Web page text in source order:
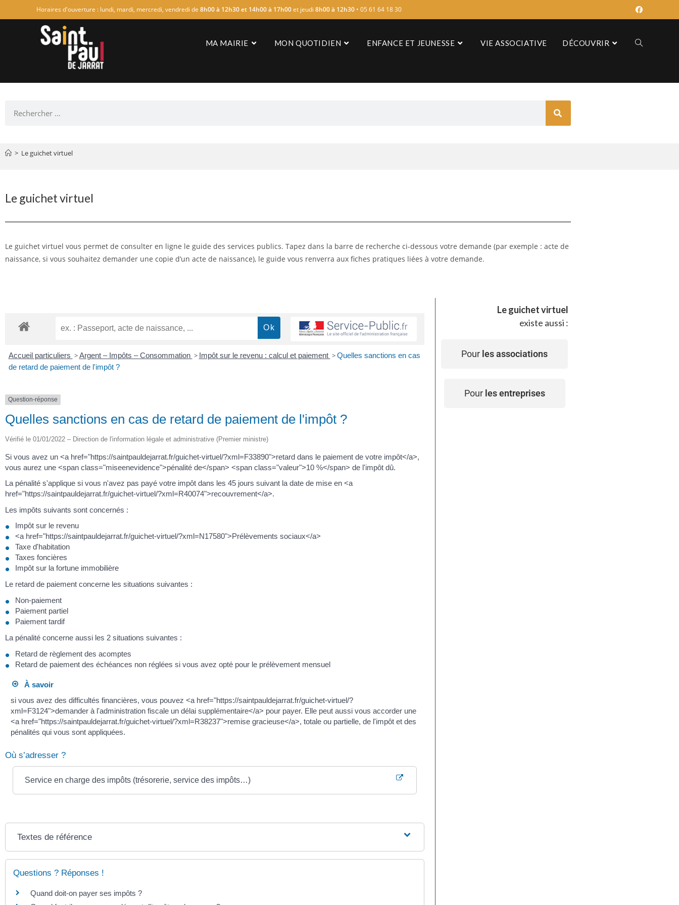
Horaires d'ouverture : lundi, mardi, mercredi, vendredi de 8h00 à 12h30 et 14h00 à 17h00et jeudi 8h00 à 12h30 • 05 61 64 18 30
MA MAIRIE MON QUOTIDIEN ENFANCE ET JEUNESSE VIE ASSOCIATIVE DÉCOUVRIR
> Le guichet virtuel
Le guichet virtuel
Le guichet virtuel vous permet de consulter en ligne le guide des services publics. Tapez dans la barre de recherche ci-dessous votre demande (par exemple : acte de
naissance, si vous souhaitez demander une copie d’un acte de naissance), le guide vous renverra aux fiches pratiques liées à votre demande.
Accueil particuliers > Argent – Impôts – Consommation > Impôt sur le revenu : calcul et paiement > Quelles sanctions en cas
de retard de paiement de l'impôt ?
Question-réponse
Quelles sanctions en cas de retard de paiement de l'impôt ?
Vérifié le 01/01/2022 – Direction de l'information légale et administrative (Premier ministre)
Si vous avez un <a href="https://saintpauldejarrat.fr/guichet-virtuel/?xml=F33890">retard dans le paiement de votre impôt</a>,
vous aurez une <span class="miseenevidence">pénalité de</span> <span class="valeur">10 %</span> de l'impôt dû.
La pénalité s'applique si vous n'avez pas payé votre impôt dans les 45 jours suivant la date de mise en <a
href="https://saintpauldejarrat.fr/guichet-virtuel/?xml=R40074">recouvrement</a>.
Les impôts suivants sont concernés :
Impôt sur le revenu
<a href="https://saintpauldejarrat.fr/guichet-virtuel/?xml=N17580">Prélèvements sociaux</a>
Taxe d'habitation
Taxes foncières
Impôt sur la fortune immobilière
Le retard de paiement concerne les situations suivantes :
Non-paiement
Paiement partiel
Paiement tardif
La pénalité concerne aussi les 2 situations suivantes :
Retard de règlement des acomptes
Retard de paiement des échéances non réglées si vous avez opté pour le prélèvement mensuel
À savoir
si vous avez des difficultés financières, vous pouvez <a href="https://saintpauldejarrat.fr/guichet-virtuel/?
xml=F3124">demander à l'administration fiscale un délai supplémentaire</a> pour payer. Elle peut aussi vous accorder une
<a href="https://saintpauldejarrat.fr/guichet-virtuel/?xml=R38237">remise gracieuse</a>, totale ou partielle, de l'impôt et des
pénalités qui vous sont appliquées.
Où s’adresser ?
Service en charge des impôts (trésorerie, service des impôts…)
Textes de référence
Questions ? Réponses !
Quand doit-on payer ses impôts ?
Le guichet virtuel
existe aussi :
Pour les associations
Pour les entreprises